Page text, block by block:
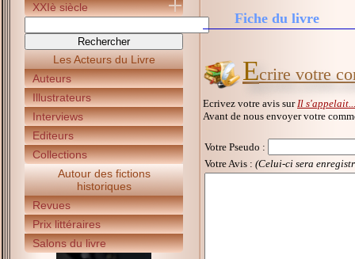
XXIè siècle
Les Acteurs du Livre
Auteurs
Illustrateurs
Interviews
Editeurs
Collections
Autour des fictions
historiques
Revues
Prix littéraires
Salons du livre
Fiche du livre
Ecrire votre
Ecrivez votre avis sur Il
Avant de nous envoyer votre
Votre Pseudo :
Votre Avis : (Celui-ci sera